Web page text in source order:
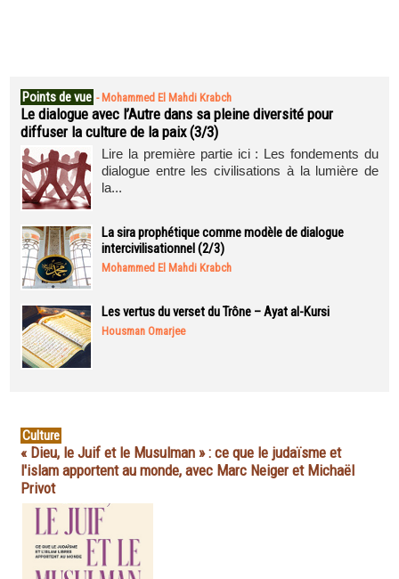
Points de vue - Mohammed El Mahdi Krabch
Le dialogue avec l’Autre dans sa pleine diversité pour
diffuser la culture de la paix (3/3)
Lire la première partie ici : Les fondements du
dialogue entre les civilisations à la lumière de
la...
La sira prophétique comme modèle de dialogue
intercivilisationnel (2/3)
Mohammed El Mahdi Krabch
Les vertus du verset du Trône – Ayat al-Kursi
Housman Omarjee
Culture
« Dieu, le Juif et le Musulman » : ce que le judaïsme et
l'islam apportent au monde, avec Marc Neiger et Michaël
Privot